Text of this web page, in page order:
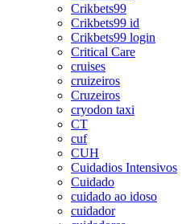
Crikbets99
Crikbets99 id
Crikbets99 login
Critical Care
cruises
cruizeiros
Cruzeiros
cryodon taxi
CT
cuf
CUH
Cuidadios Intensivos
Cuidado
cuidado ao idoso
cuidador